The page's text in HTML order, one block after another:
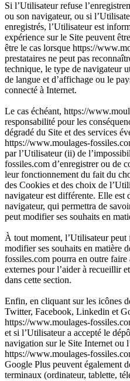
Si l’Utilisateur refuse
ou son navigateur, ou si
enregistrés, l’Utilisateur est
expérience sur le Site peuvent
être le cas lorsque https://
prestataires ne peut pas
technique, le type de navigateur
de langue et d’affichage ou le
connecté à Internet.
Le cas échéant, https://
responsabilité pour les
dégradé du Site et des services
https://www.moulages-
par l’Utilisateur (ii) de
fossiles.com d’enregistrer ou de
leur fonctionnement du fait du
des Cookies et des choix de
navigateur est différente. Elle est
navigateur, qui permettra de
peut modifier ses souhaits en
À tout moment, l’Utilisateur peut
modifier ses souhaits en matière
fossiles.com pourra en outre faire
externes pour l’aider à recueillir
dans cette section.
Enfin, en cliquant sur les icônes
Twitter, Facebook, Linkedin et
https://www.moulages-
et si l’Utilisateur a accepté le
navigation sur le Site Internet ou
https://www.moulages-
Google Plus peuvent également
terminaux (ordinateur, tablette,